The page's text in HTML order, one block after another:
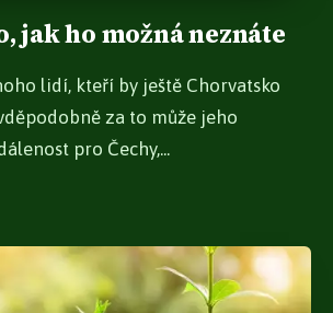
jak ho možná neznáte
lidí, kteří by ještě Chorvatsko
za to může jeho
pro Čechy,...